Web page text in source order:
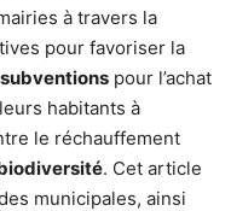
à travers la
pour favoriser la
subventions pour l’achat
habitants à
le réchauffement
. Cet article
municipales, ainsi